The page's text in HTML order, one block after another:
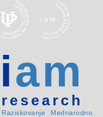
iam
research
Raziskovanje
Mednarodno